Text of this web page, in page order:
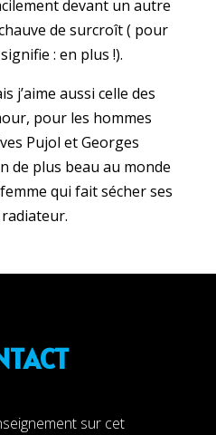
devant un autre
de surcroît ( pour
: en plus !).
j’aime aussi celle des
pour les hommes
Pujol et Georges
de plus beau au monde
qui fait sécher ses
sur cet